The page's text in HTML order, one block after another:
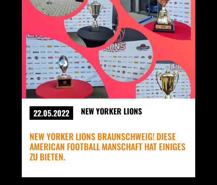
22.05.2022 NEW YORKER LIONS
NEW YORKER LIONS BRAUNSCHWEIG! DIESE
AMERICAN FOOTBALL MANSCHAFT HAT EINIGES
ZU BIETEN.